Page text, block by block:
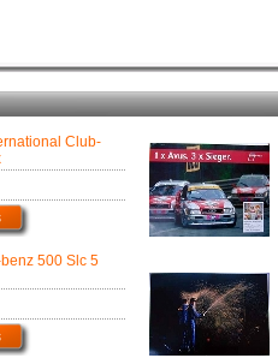
Club-
500 Slc 5